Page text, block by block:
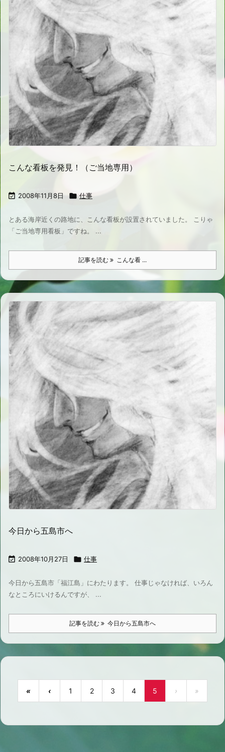
こんな看板を発見！（ご当地専用）
 2008年11月8日  仕事
とある海岸近くの路地に、こんな看板が設置されていました。 こりゃ
「ご当地専用看板」ですね。 ...
記事を読む こんな看 ...
今日から五島市へ
 2008年10月27日  仕事
今日から五島市「福江島」にわたります。 仕事じゃなければ、いろん
なところにいけるんですが、 ...
記事を読む 今日から五島市へ
« ‹ 1 2 3 4 5 › »